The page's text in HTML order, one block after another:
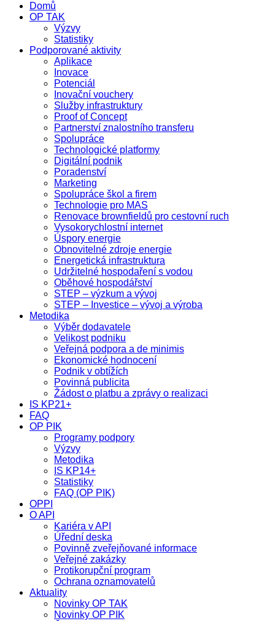
Domů
OP TAK
Výzvy
Statistiky
Podporované aktivity
Aplikace
Inovace
Potenciál
Inovační vouchery
Služby infrastruktury
Proof of Concept
Partnerství znalostního transferu
Spolupráce
Technologické platformy
Digitální podnik
Poradenství
Marketing
Spolupráce škol a firem
Technologie pro MAS
Renovace brownfieldů pro cestovní ruch
Vysokorychlostní internet
Úspory energie
Obnovitelné zdroje energie
Energetická infrastruktura
Udržitelné hospodaření s vodou
Oběhové hospodářství
STEP – výzkum a vývoj
STEP – Investice – vývoj a výroba
Metodika
Výběr dodavatele
Velikost podniku
Veřejná podpora a de minimis
Ekonomické hodnocení
Podnik v obtížích
Povinná publicita
Žádost o platbu a zprávy o realizaci
IS KP21+
FAQ
OP PIK
Programy podpory
Výzvy
Metodika
IS KP14+
Statistiky
FAQ (OP PIK)
OPPI
O API
Kariéra v API
Úřední deska
Povinně zveřejňované informace
Veřejné zakázky
Protikorupční program
Ochrana oznamovatelů
Aktuality
Novinky OP TAK
Novinky OP PIK